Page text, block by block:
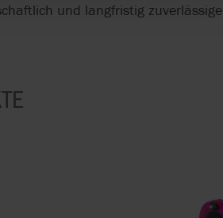
und langfristig zuverlässige